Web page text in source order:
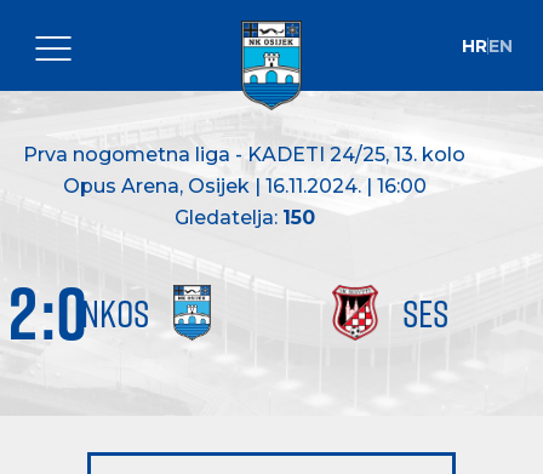
HREN
Prva nogometna liga - KADETI 24/25, 13. kolo
Opus Arena, Osijek | 16.11.2024. | 16:00
Gledatelja: 150
NKOS SES
2:0